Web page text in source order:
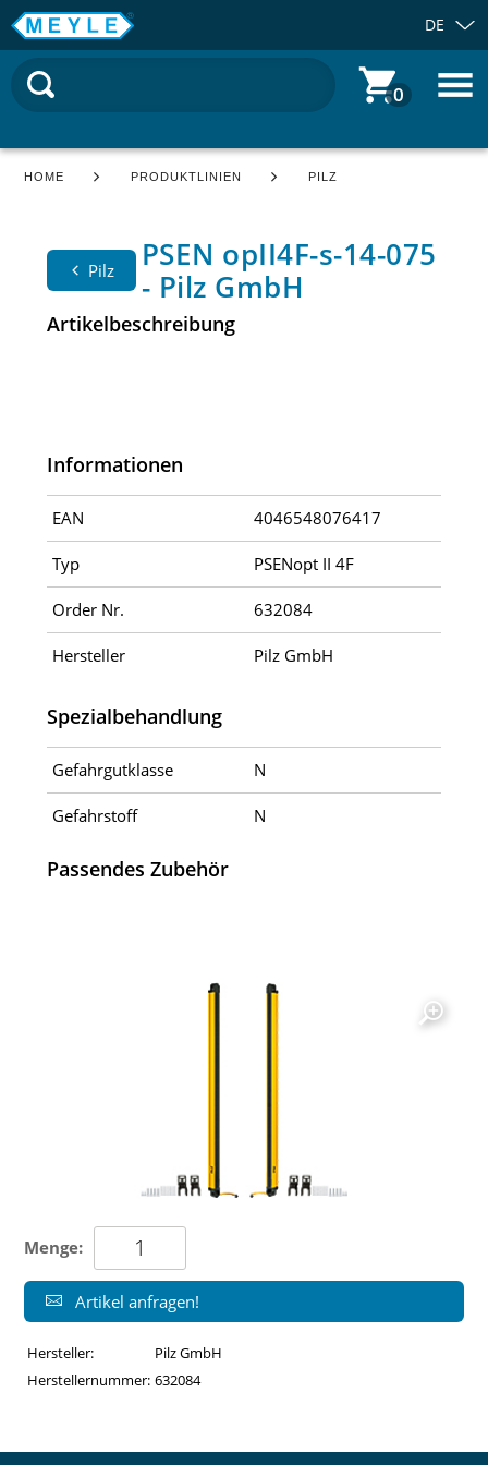
DE
0
HOME PRODUKTLINIEN PILZ
Pilz
PSEN opII4F-s-14-075
- Pilz GmbH
Artikelbeschreibung
Informationen
EAN 4046548076417
Typ PSENopt II 4F
Order Nr. 632084
Hersteller Pilz GmbH
Spezialbehandlung
Gefahrgutklasse N
Gefahrstoff N
Passendes Zubehör
Menge:
Artikel anfragen!
Hersteller:
Pilz GmbH
Herstellernummer: 632084